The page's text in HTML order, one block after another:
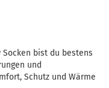
Socken bist du bestens
und
Schutz und Wärme